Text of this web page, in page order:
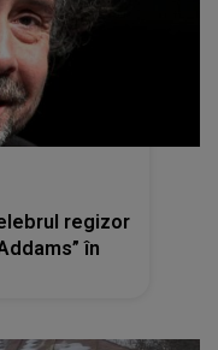
regizor
în